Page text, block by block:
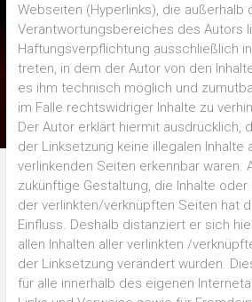
Webseiten (Hyperlinks), die außerhalb
Verantwortungsbereiches des Autors
Haftungsverpflichtung ausschließlich
treten, in dem der Autor von den
es ihm technisch möglich und
im Falle rechtswidriger Inhalte zu
Der Autor erklärt hiermit ausdrücklich,
der Linksetzung keine illegalen Inhalte
verlinkenden Seiten erkennbar waren.
zukünftige Gestaltung, die Inhalte
der verlinkten/verknüpften Seiten hat
Einfluss. Deshalb distanziert er sich
allen Inhalten aller verlinkten /
der Linksetzung verändert wurden.
für alle innerhalb des eigenen